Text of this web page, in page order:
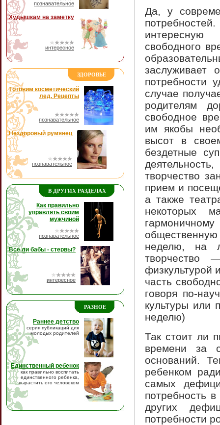
познавательное
Худышкам на заметку
интересное
ЗДОРОВЬЕ
Готовим косметический
лед. Рецепты
познавательное
Нездоровый румянец
познавательное
В ДРУГИХ РАЗДЕЛАХ
Как правильно
управлять своим
мужчиной
познавательное
Все ли бабы - стервы?
интересное
РАЗНОЕ
Раннее детство
серия публикаций для
молодых родителей
Единственный ребенок
как правильно воспитать
единственного ребенка,
вырастить его человеком
Да, у
интересную
свободного
заслуживает
потребности
случае
родителям
свободное
им якобы
высот в
бездетные
творчество
прием и
а также
некоторых
общественную
неделю, на
физкультурой
часть
говоря по-
культуры или
неделю)
Так стоит ли
времени за
оснований.
ребенком
самых
потребность
других
потребности